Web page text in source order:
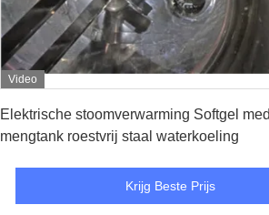
Video
Elektrische stoomverwarming Softgel
mengtank roestvrij staal waterkoeling
Krijg Beste Prijs